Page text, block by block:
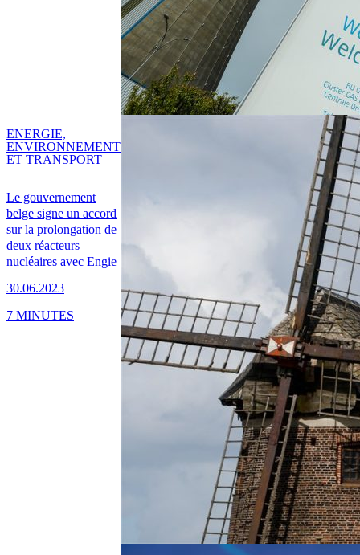
Le gouvernement
belge signe un accord
sur la prolongation de
deux réacteurs
nucléaires avec Engie
30.06.2023
ENERGIE,
ENVIRONNEMENT
ET TRANSPORT
7 MINUTES